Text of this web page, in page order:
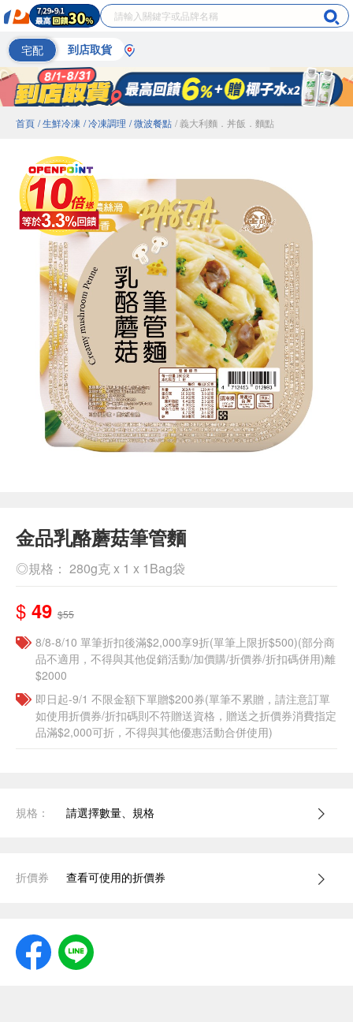
宅配 到店取貨
首頁 / 生鮮冷凍 / 冷凍調理 / 微波餐點 / 義大利麵．丼飯．麵點
金品乳酪蘑菇筆管麵
◎規格： 280g克 x 1 x 1Bag袋
$ 49 $55
8/8-8/10 單筆折扣後滿$2,000享9折(單筆上限折$500)(部分商
品不適用，不得與其他促銷活動/加價購/折價券/折扣碼併用)離
$2000
即日起-9/1 不限金額下單贈$200券(單筆不累贈，請注意訂單
如使用折價券/折扣碼則不符贈送資格，贈送之折價券消費指定
品滿$2,000可折，不得與其他優惠活動合併使用)
規格： 請選擇數量、規格
折價券 查看可使用的折價券